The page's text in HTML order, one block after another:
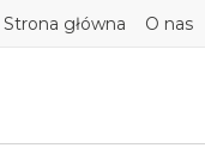
Strona główna O nas